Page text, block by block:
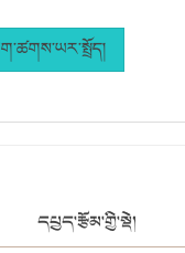
དཔྱད་རྩོམ་གྱི་སྡེ།